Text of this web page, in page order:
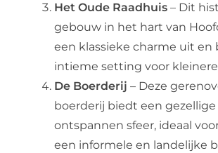
Het Oude Raadhuis– Dit
gebouw in het hart van
een klassieke charme uit en
intieme setting voor
De Boerderij – Deze
boerderij biedt een gezellige
ontspannen sfeer, ideaal
een informele en landelijke